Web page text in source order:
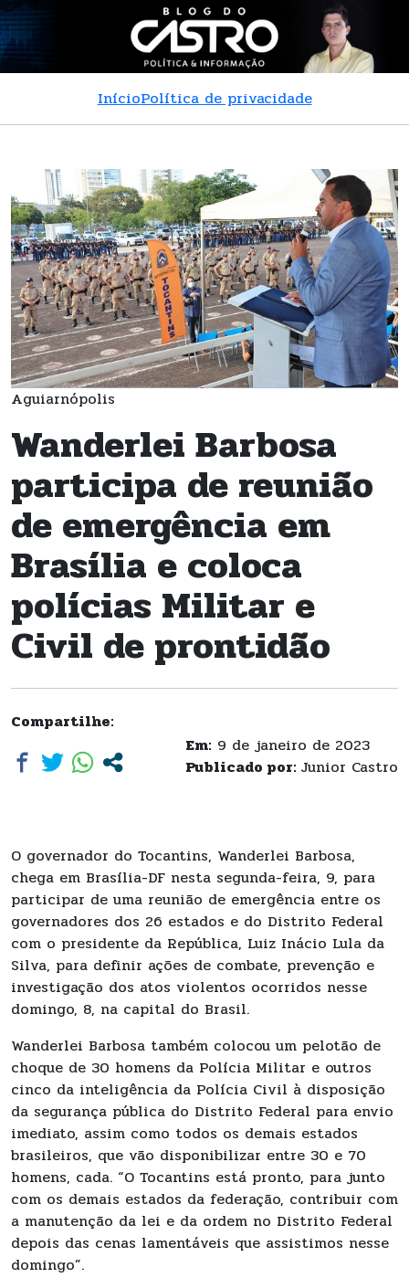
InícioPolítica de privacidade
Aguiarnópolis
Wanderlei Barbosa
participa de reunião
de emergência em
Brasília e coloca
polícias Militar e
Civil de prontidão
Compartilhe:
Em: 9 de janeiro de 2023
Publicado por: Junior Castro
O governador do Tocantins, Wanderlei Barbosa,
chega em Brasília-DF nesta segunda-feira, 9, para
participar de uma reunião de emergência entre os
governadores dos 26 estados e do Distrito Federal
com o presidente da República, Luiz Inácio Lula da
Silva, para definir ações de combate, prevenção e
investigação dos atos violentos ocorridos nesse
domingo, 8, na capital do Brasil.
Wanderlei Barbosa também colocou um pelotão de
choque de 30 homens da Polícia Militar e outros
cinco da inteligência da Polícia Civil à disposição
da segurança pública do Distrito Federal para envio
imediato, assim como todos os demais estados
brasileiros, que vão disponibilizar entre 30 e 70
homens, cada. “O Tocantins está pronto, para junto
com os demais estados da federação, contribuir com
a manutenção da lei e da ordem no Distrito Federal
depois das cenas lamentáveis que assistimos nesse
domingo”.